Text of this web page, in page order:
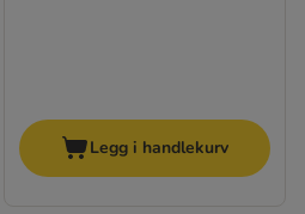
Legg i handlekurv